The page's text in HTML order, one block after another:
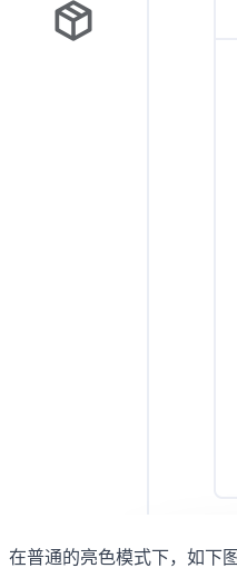
在普通的亮色模式下，如下图